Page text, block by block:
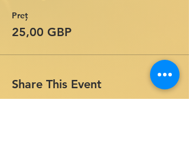
Preț
25,00 GBP
Share This Event